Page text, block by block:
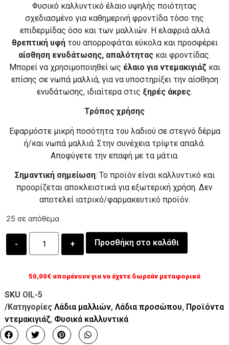
Φυσικό καλλυντικό έλαιο υψηλής ποιότητας
σχεδιασμένο για καθημερινή φροντίδα τόσο της
επιδερμίδας όσο και των μαλλιών. Η ελαφριά αλλά
θρεπτική υφήτου απορροφάται εύκολα και προσφέρει
αίσθηση ενυδάτωσης, απαλότητας και φροντίδας.
Μπορεί να χρησιμοποιηθεί ως έλαιο για ντεμακιγιάζ και
επίσης σε νωπά μαλλιά, για να υποστηρίξει την αίσθηση
ενυδάτωσης, ιδιαίτερα στις ξηρές άκρες.
Τρόπος χρήσης
Εφαρµόστε μικρή ποσότητα του λαδιού σε στεγνό δέρµα
ή/και νωπά µαλλιά. Στην συνέχεια τρίψτε απαλά.
Αποφύγετε την επαφή µε τα µάτια.
Σημαντική σημείωση: Το προϊόν είναι καλλυντικό και
προορίζεται αποκλειστικά για εξωτερική χρήση. Δεν
αποτελεί ιατρικό/φαρμακευτικό προϊόν.
25 σε απόθεμα
Προσθήκη στο καλάθι
50,00€ απομένουν για να έχετε δωρεάν μεταφορικά
SKU OIL-5
/Κατηγορίες Λάδια μαλλιών, Λάδια προσώπου, Προϊόντα
ντεμακιγιάζ, Φυσικά καλλυντικά